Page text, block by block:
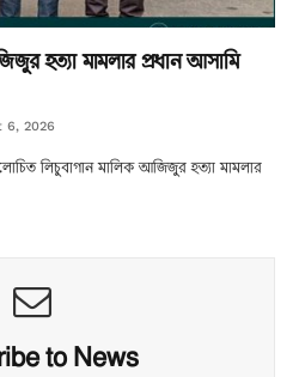
হত্যা মামলার প্রধান আসামি
6, 2026
লিচুবাগান মালিক আজিজুর হত্যা মামলার
to News